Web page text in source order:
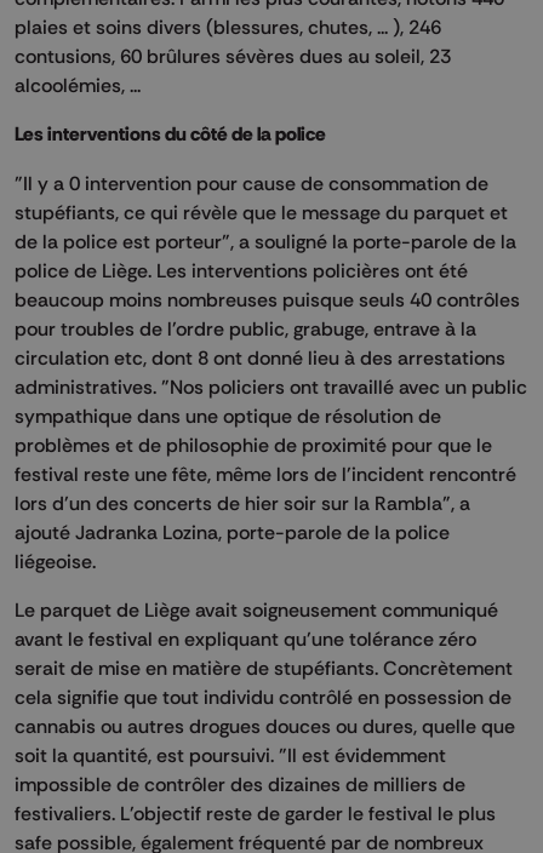
plaies et soins divers (blessures, chutes, ... ), 246
contusions, 60 brûlures sévères dues au soleil, 23
alcoolémies, ...
Les interventions du côté de la police
"Il y a 0 intervention pour cause de consommation de
stupéfiants, ce qui révèle que le message du parquet et
de la police est porteur", a souligné la porte-parole de la
police de Liège. Les interventions policières ont été
beaucoup moins nombreuses puisque seuls 40 contrôles
pour troubles de l'ordre public, grabuge, entrave à la
circulation etc, dont 8 ont donné lieu à des arrestations
administratives. "Nos policiers ont travaillé avec un public
sympathique dans une optique de résolution de
problèmes et de philosophie de proximité pour que le
festival reste une fête, même lors de l'incident rencontré
lors d'un des concerts de hier soir sur la Rambla", a
ajouté Jadranka Lozina, porte-parole de la police
liégeoise.
Le parquet de Liège avait soigneusement communiqué
avant le festival en expliquant qu'une tolérance zéro
serait de mise en matière de stupéfiants. Concrètement
cela signifie que tout individu contrôlé en possession de
cannabis ou autres drogues douces ou dures, quelle que
soit la quantité, est poursuivi. "Il est évidemment
impossible de contrôler des dizaines de milliers de
festivaliers. L'objectif reste de garder le festival le plus
safe possible, également fréquenté par de nombreux